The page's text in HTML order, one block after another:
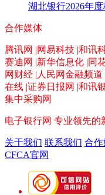
湖北银行2026年
合作媒体
腾讯网 |网易科技 |和讯
赛迪网 |新华信息化 |同
网财经 |人民网金融频
在线 |证券日报网 |和讯
集中采购网
电子银行网 专业领先的
关于我们 联系我们 合
CFCA官网